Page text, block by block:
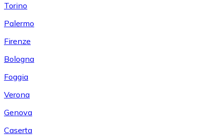
Torino
Palermo
Firenze
Bologna
Foggia
Verona
Genova
Caserta